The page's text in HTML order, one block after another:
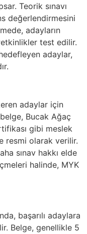
Teorik sınavı
değerlendirmesini
adayların
test edilir.
adaylar,
adaylar için
Bucak Ağaç
gibi meslek
resmi olarak verilir.
sınav hakkı elde
halinde, MYK
başarılı adaylara
Belge, genellikle 5